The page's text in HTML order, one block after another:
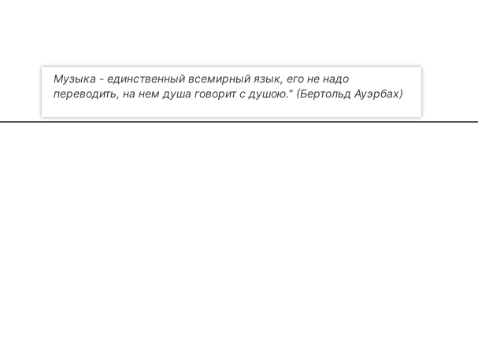
Музыка - единственный всемирный язык, его не надо
переводить, на нем душа говорит с душою." (Бертольд Ауэрбах)